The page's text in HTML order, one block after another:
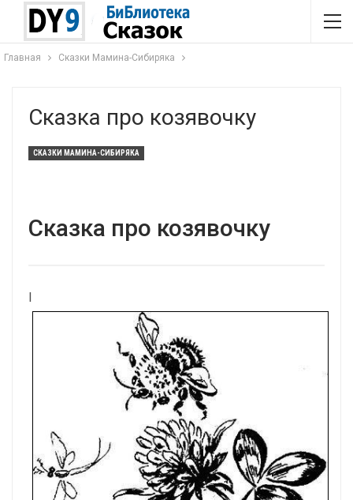
Главная Сказки Мамина-Сибиряка
Сказка про козявочку
СКАЗКИ МАМИНА-СИБИРЯКА
Сказка про козявочку
I